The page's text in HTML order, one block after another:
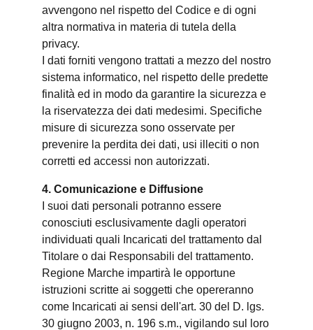
avvengono nel rispetto del Codice e di ogni
altra normativa in materia di tutela della
privacy.
I dati forniti vengono trattati a mezzo del nostro
sistema informatico, nel rispetto delle predette
finalità ed in modo da garantire la sicurezza e
la riservatezza dei dati medesimi. Specifiche
misure di sicurezza sono osservate per
prevenire la perdita dei dati, usi illeciti o non
corretti ed accessi non autorizzati.
4. Comunicazione e Diffusione
I suoi dati personali potranno essere
conosciuti esclusivamente dagli operatori
individuati quali Incaricati del trattamento dal
Titolare o dai Responsabili del trattamento.
Regione Marche impartirà le opportune
istruzioni scritte ai soggetti che opereranno
come Incaricati ai sensi dell'art. 30 del D. lgs.
30 giugno 2003, n. 196 s.m., vigilando sul loro